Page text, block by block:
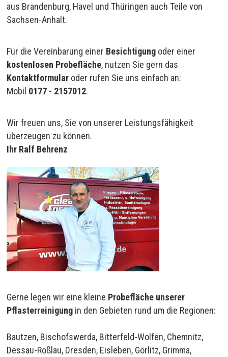
aus Brandenburg, Havel und Thüringen auch Teile von
Sachsen-Anhalt.
Für die Vereinbarung einer Besichtigung oder einer
kostenlosen Probefläche, nutzen Sie gern das
Kontaktformular oder rufen Sie uns einfach an:
Mobil 0177 - 2157012.
Wir freuen uns, Sie von unserer Leistungsfähigkeit
überzeugen zu können.
Ihr Ralf Behrenz
Gerne legen wir eine kleine Probefläche unserer
Pflasterreinigung in den Gebieten rund um die Regionen:
Bautzen, Bischofswerda, Bitterfeld-Wolfen, Chemnitz,
Dessau-Roßlau, Dresden, Eisleben, Görlitz, Grimma,